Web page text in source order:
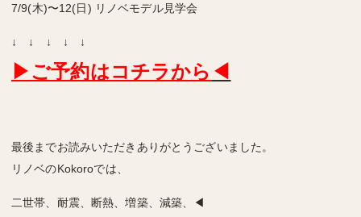
7/9(木)〜12(日) リノベモデル見学会
↓ ↓ ↓ ↓ ↓
▶ご予約はコチラから ◀
最後までお読みいただきありがとうございました。
リノベのKokoroでは、
二世帯、耐震、断熱、増築、減築、◀